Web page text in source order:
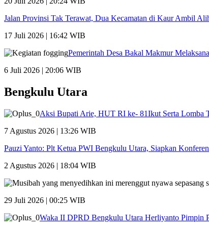
Jalan Provinsi Tak Terawat, Dua Kecamatan di Kaur Ambil
17 Juli 2026 | 16:42 WIB
Pemerintah Desa Bakal Makmur
6 Juli 2026 | 20:06 WIB
Bengkulu Utara
Aksi Bupati Arie, HUT RI ke- 81Ikut Serta Lomba
7 Agustus 2026 | 13:26 WIB
Pauzi Yanto: Plt Ketua PWI Bengkulu Utara, Siapkan
2 Agustus 2026 | 18:04 WIB
29 Juli 2026 | 00:25 WIB
Waka II DPRD Bengkulu Utara Herliyanto Pimpin